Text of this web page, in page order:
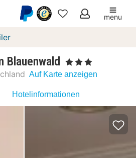
Meine
menu
Blauenwald , 3 Sterne
Auf Karte anzeigen
Hotelinformationen